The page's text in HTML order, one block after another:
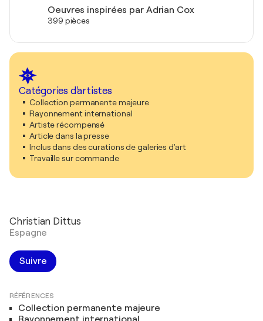
Oeuvres inspirées par Adrian Cox
399 pièces
Catégories d'artistes
Collection permanente majeure
Rayonnement international
Artiste récompensé
Article dans la presse
Inclus dans des curations de galeries d'art
Travaille sur commande
Christian Dittus
Espagne
Suivre
RÉFÉRENCES
Collection permanente majeure